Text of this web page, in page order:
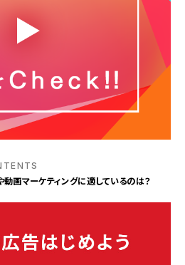
画マーケティングに適しているのは？